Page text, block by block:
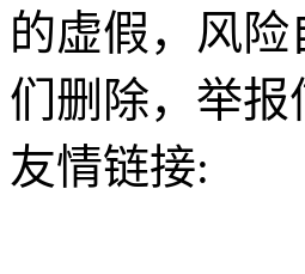
的虚假，风
们删除，举
友情链接: